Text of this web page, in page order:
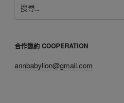
尋
字:
合作邀約 COOPERATION
annbabylion@gmail.com